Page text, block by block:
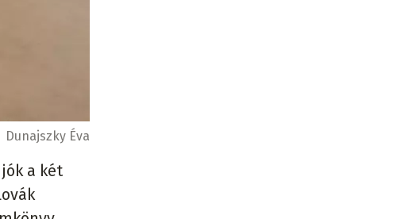
Dunajszky Éva
a két